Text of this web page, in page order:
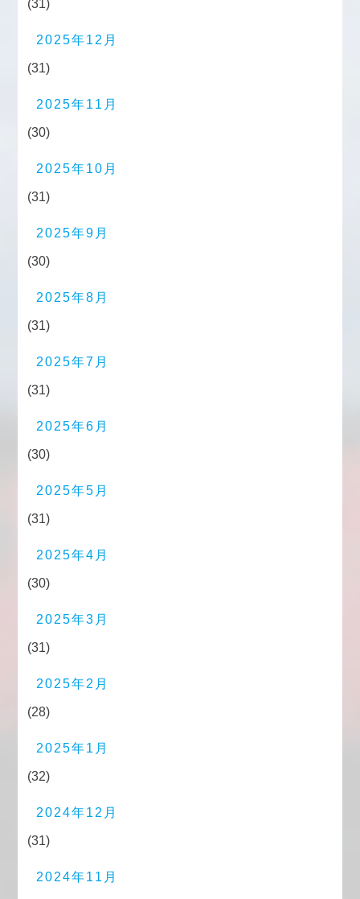
(31)
2025年12月
(31)
2025年11月
(30)
2025年10月
(31)
2025年9月
(30)
2025年8月
(31)
2025年7月
(31)
2025年6月
(30)
2025年5月
(31)
2025年4月
(30)
2025年3月
(31)
2025年2月
(28)
2025年1月
(32)
2024年12月
(31)
2024年11月